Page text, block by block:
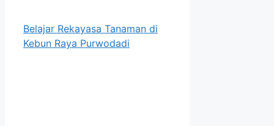
Belajar Rekayasa Tanaman di
Kebun Raya Purwodadi